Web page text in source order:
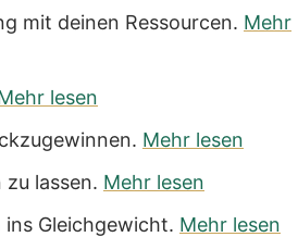
mit deinen Ressourcen. Mehr
lesen
Mehr lesen
lassen. Mehr lesen
Gleichgewicht. Mehr lesen